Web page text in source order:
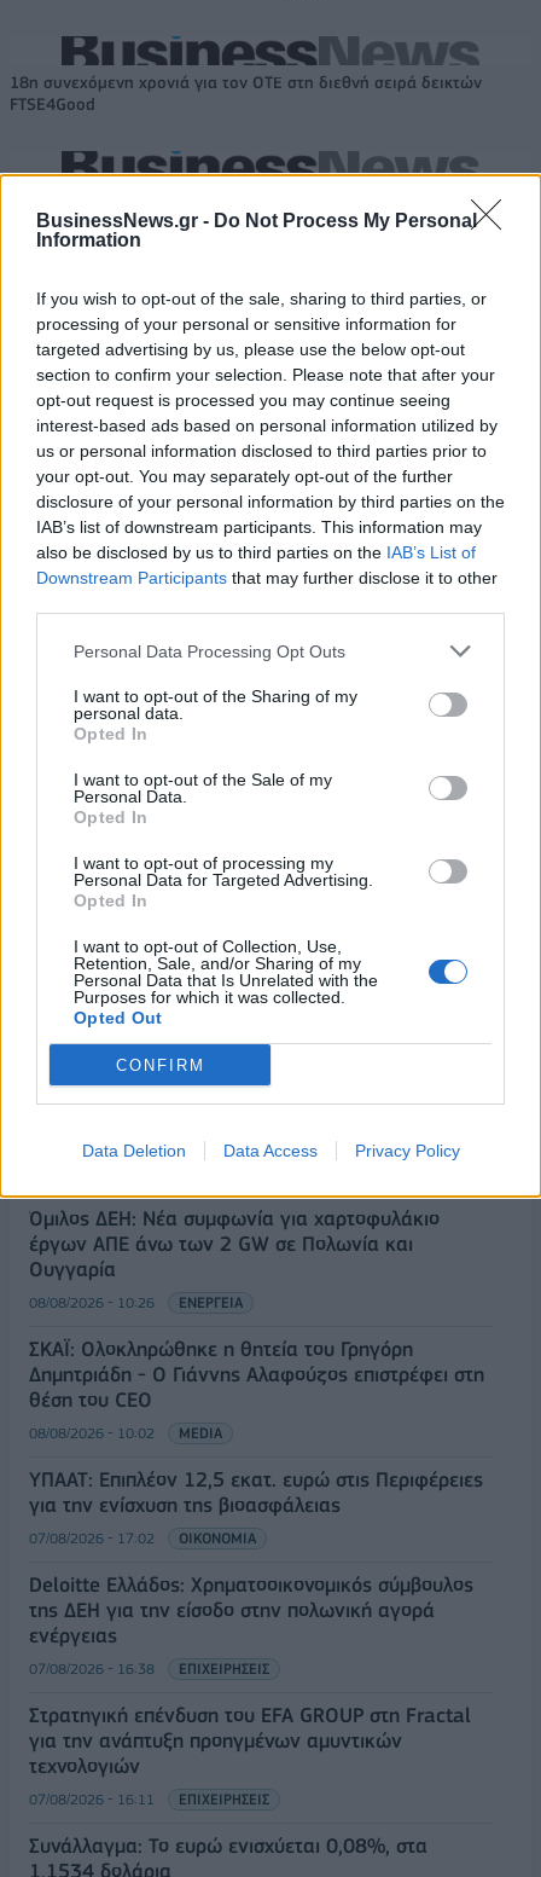
BusinessNews.gr - Do Not Process My Personal
Information
If you wish to opt-out of the sale, sharing to third parties, or
processing of your personal or sensitive information for
targeted advertising by us, please use the below opt-out
section to confirm your selection. Please note that after your
opt-out request is processed you may continue seeing
interest-based ads based on personal information utilized by
us or personal information disclosed to third parties prior to
your opt-out. You may separately opt-out of the further
disclosure of your personal information by third parties on the
IAB’s list of downstream participants. This information may
also be disclosed by us to third parties on the IAB’s List of
Downstream Participants that may further disclose it to other
Personal Data Processing Opt Outs
I want to opt-out of the Sharing of my
personal data.
Opted In
I want to opt-out of the Sale of my
Personal Data.
Opted In
I want to opt-out of processing my
Personal Data for Targeted Advertising.
Opted In
I want to opt-out of Collection, Use,
Retention, Sale, and/or Sharing of my
Personal Data that Is Unrelated with the
Purposes for which it was collected.
Opted Out
CONFIRM
Data Deletion Data Access Privacy Policy
18η συνεχόμενη χρονιά για τον ΟΤΕ στη διεθνή σειρά δεικτών
FTSE4Good
Alpha Bank: Για πρώτη φορά το Αρχαίο Θέατρο Επιδαύρου άνοιξε τις
πύλες του σε όλους
ΠΕΡΙΣΣΌΤΕΡΑ ΣΕ ΑΥΤΉ ΤΗΝ ΚΑΤΗΓΟΡΊΑ
Καταγράφηκαν 120
κεραυνοί σε 10 ώρες-
Πότε υποχωρεί η
κακοκαιρία
Συμβουλές για την
πρόληψη της εξάπλωσης
της γρίπης στα σχολεία
ΡΟΗ ΕΙΔΗΣΕΩΝ
5G παντού, 6G στον ορίζοντα: Πού βρίσκεται η
Ελλάδα στη μεγάλη τεχνολογική μετάβαση
Όμιλος ΔΕΗ: Νέα συμφωνία για χαρτοφυλάκιο
έργων ΑΠΕ άνω των 2 GW σε Πολωνία και
Ουγγαρία
08/08/2026 - 10:26 ΕΝΕΡΓΕΙΑ
ΣΚΑΪ: Ολοκληρώθηκε η θητεία του Γρηγόρη
Δημητριάδη - Ο Γιάννης Αλαφούζος επιστρέφει στη
θέση του CEO
08/08/2026 - 10:02 MEDIA
ΥΠΑΑΤ: Επιπλέον 12,5 εκατ. ευρώ στις Περιφέρειες
για την ενίσχυση της βιοασφάλειας
07/08/2026 - 17:02 ΟΙΚΟΝΟΜΙΑ
Deloitte Ελλάδος: Χρηματοοικονομικός σύμβουλος
της ΔΕΗ για την είσοδο στην πολωνική αγορά
ενέργειας
07/08/2026 - 16:38 ΕΠΙΧΕΙΡΗΣΕΙΣ
Στρατηγική επένδυση του EFA GROUP στη Fractal
για την ανάπτυξη προηγμένων αμυντικών
τεχνολογιών
07/08/2026 - 16:11 ΕΠΙΧΕΙΡΗΣΕΙΣ
Συνάλλαγμα: Το ευρώ ενισχύεται 0,08%, στα
1,1534 δολάρια